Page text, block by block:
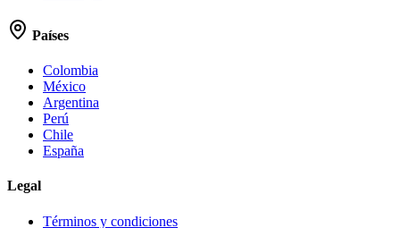
Países
Colombia
México
Argentina
Perú
Chile
España
Legal
Términos y condiciones